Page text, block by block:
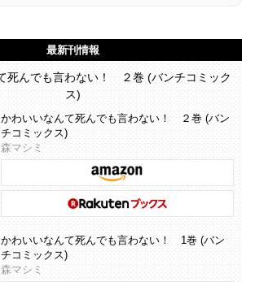
最新刊情報
かわいいなんて死んでも言わない！ ２巻 (バン
チコミックス)
森マシミ
かわいいなんて死んでも言わない！ 1巻 (バン
チコミックス)
森マシミ